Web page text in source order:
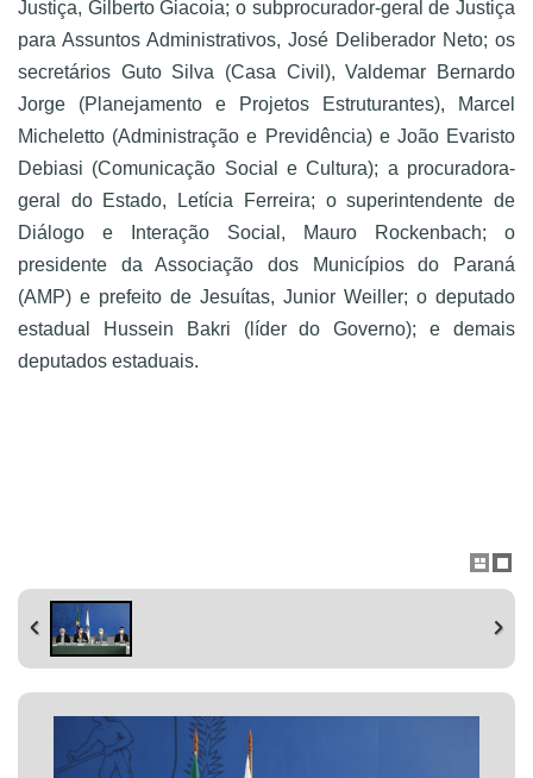
Justiça, Gilberto Giacoia; o subprocurador-geral de Justiça
para Assuntos Administrativos, José Deliberador Neto; os
secretários Guto Silva (Casa Civil), Valdemar Bernardo
Jorge (Planejamento e Projetos Estruturantes), Marcel
Micheletto (Administração e Previdência) e João Evaristo
Debiasi (Comunicação Social e Cultura); a procuradora-
geral do Estado, Letícia Ferreira; o superintendente de
Diálogo e Interação Social, Mauro Rockenbach; o
presidente da Associação dos Municípios do Paraná
(AMP) e prefeito de Jesuítas, Junior Weiller; o deputado
estadual Hussein Bakri (líder do Governo); e demais
deputados estaduais.